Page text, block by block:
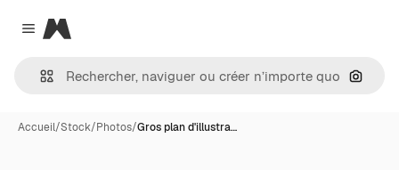
Close menu
Magnific
Accueil/Stock/Photos/Gros plan d'illustra…